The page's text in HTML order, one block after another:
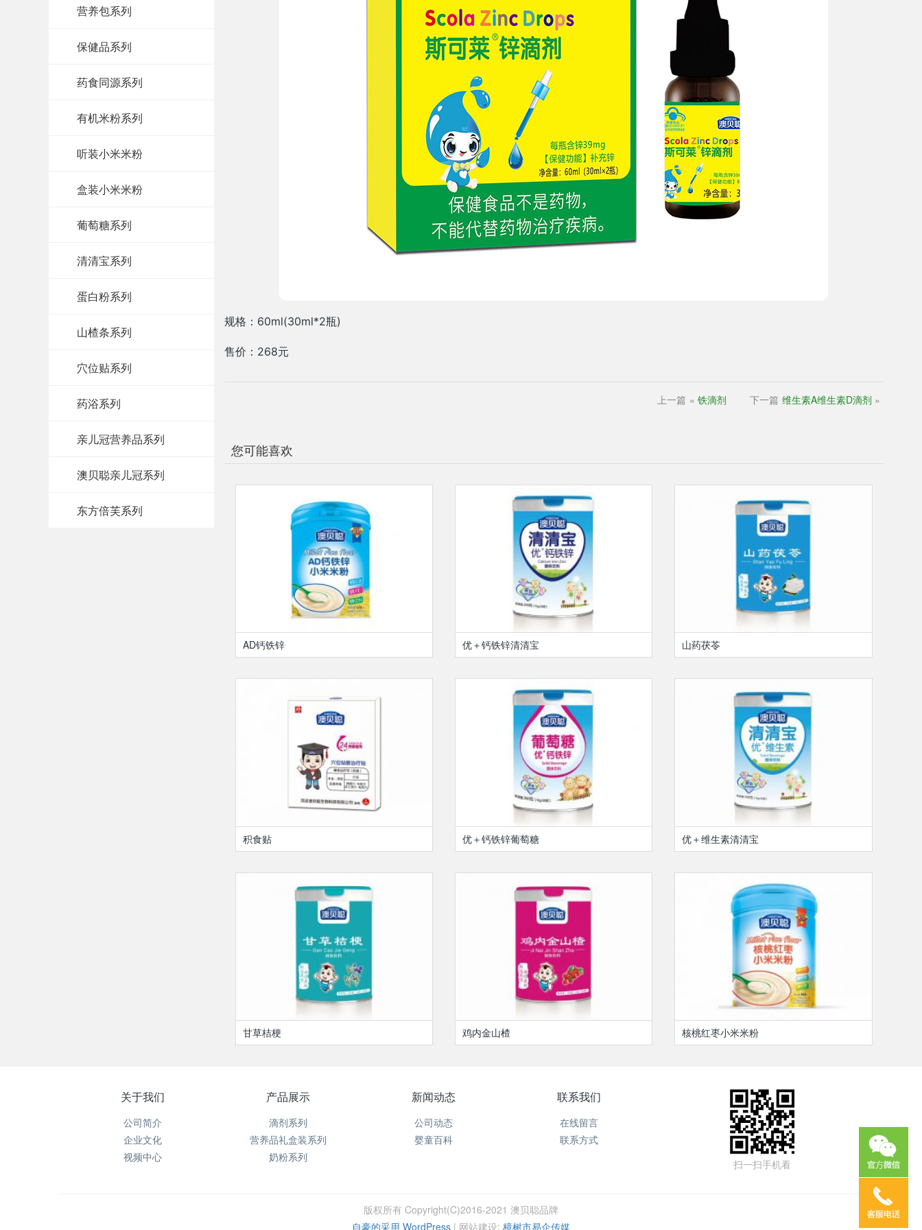
营养包系列
保健品系列
药食同源系列
有机米粉系列
听装小米米粉
盒装小米米粉
葡萄糖系列
清清宝系列
蛋白粉系列
山楂条系列
穴位贴系列
药浴系列
亲儿冠营养品系列
澳贝聪亲儿冠系列
东方倍芙系列
规格：60ml(30ml*2瓶)
售价：268元
上一篇 « 铁滴剂 下一篇 维生素A维生素D滴剂 »
您可能喜欢
AD钙铁锌 优＋钙铁锌清清宝 山药茯苓
积食贴 优＋钙铁锌葡萄糖 优＋维生素清清宝
甘草桔梗 鸡内金山楂 核桃红枣小米米粉
关于我们
公司简介
企业文化
视频中心
产品展示
滴剂系列
营养品礼盒装系列
奶粉系列
新闻动态
公司动态
婴童百科
联系我们
在线留言
联系方式
扫一扫手机看
版权所有 Copyright(C)2016-2021 澳贝聪品牌
自豪的采用 WordPress | 网站建设: 樟树市易企传媒